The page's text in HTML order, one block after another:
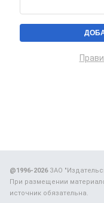
@1996-2026ЗАО
При размещении
источник обязательна.